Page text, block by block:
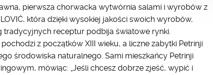
pierwsza chorwacka wytwórnia salami i wyrobów z
która dzięki wysokiej jakości swoich wyrobów,
tradycyjnych receptur podbija światowe rynki.
z początków XIII wieku, a liczne zabytki Petrinji
środowiska naturalnego. Sami mieszkańcy Petrinji
mówiąc: „Jeśli chcesz dobrze zjeść, wypić i